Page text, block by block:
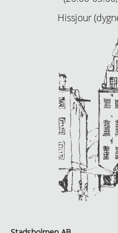
Hissjour